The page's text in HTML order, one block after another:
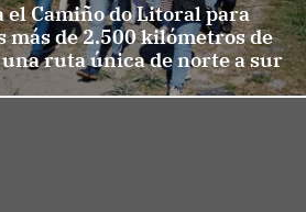
Camiño do Litoral para
más de 2.500 kilómetros de
ruta única de norte a sur